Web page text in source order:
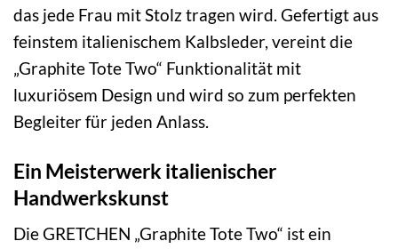
das jede Frau mit Stolz tragen wird. Gefertigt aus
feinstem italienischem Kalbsleder, vereint die
„Graphite Tote Two“ Funktionalität mit
luxuriösem Design und wird so zum perfekten
Begleiter für jeden Anlass.
Ein Meisterwerk italienischer
Handwerkskunst
Die GRETCHEN „Graphite Tote Two“ ist ein